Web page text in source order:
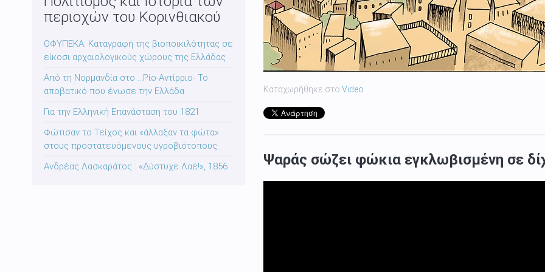
Καταχωρήθηκε στο Video
Ψαράς σώζει φώκια εγκλωβισμένη σε
περιοχών του Κορινθιακού
ΟΦΥΠΕΚΑ: Καταγραφή της βιοποικιλότητας σε
είκοσι αρχαιολογικούς χώρους της Ελλάδας
Από τη Νορμανδία στο …Ρίο-Αντίρριο- Το
αποβατικό που ένωσε την Ελλάδα
Για την Ελληνική Επανάσταση του 1821
Φώτισαν το Τείχος και «άλλαξαν τα φώτα»
στους προστατευόμενους υγροβιότοπους
Ανδρέας Λασκαράτος : «Δύστυχε Λαέ!», 1856